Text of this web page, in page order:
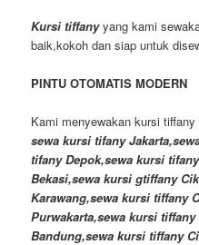
Kursi tiffanyyang kami
baik,kokoh dan siap untuk
PINTU OTOMATIS MODERN
Kami menyewakan kursi
sewa kursi tifany
tifany Depok,sewa kursi
Bekasi,sewa kursi gtiffany
Karawang,sewa kursi tiffany
Purwakarta,sewa kursi
Bandung,sewa kursi tiffany